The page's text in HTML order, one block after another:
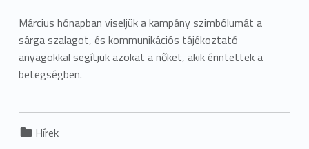
Március hónapban viseljük a kampány szimbólumát a
sárga szalagot, és kommunikációs tájékoztató
anyagokkal segítjük azokat a nőket, akik érintettek a
betegségben.
Categorized in:
Hírek